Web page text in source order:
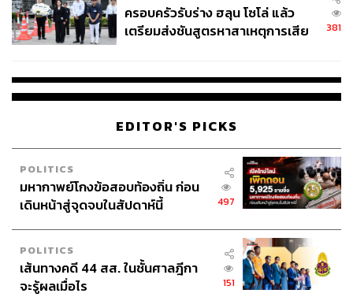
ANGUS CLOUD
การจากไปอย่างกะทันหันของ Angus Cloud ในปี 2023 ถือ
เป็นข่าวเศร้าที่สร้างความสะเทือนใจให้กับแฟน Euphoria ทั่ว
ครอบครัวรับร่าง ฮลุน โซโล่ แล้ว
เตรียมส่งชันสูตรหาสาเหตุการเสีย
381
EDITOR'S PICKS
POLITICS
มหากาพย์โกงข้อสอบท้องถิ่น ก่อน
เดินหน้าสู่จุดจบในสัปดาห์นี้
497
POLITICS
เส้นทางคดี 44 สส. ในชั้นศาลฎีกา
จะรู้ผลเมื่อไร
151